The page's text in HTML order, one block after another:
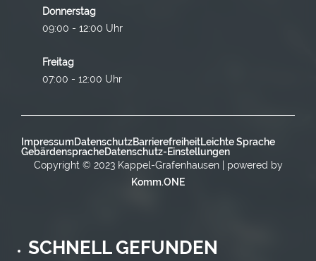
Donnerstag
09:00 - 12:00 Uhr
Freitag
07:00 - 12:00 Uhr
ImpressumDatenschutzBarrierefreiheitLeichte Sprache
GebärdenspracheDatenschutz-Einstellungen
Copyright © 2023 Kappel-Grafenhausen | powered by
Komm.ONE
SCHNELL GEFUNDEN